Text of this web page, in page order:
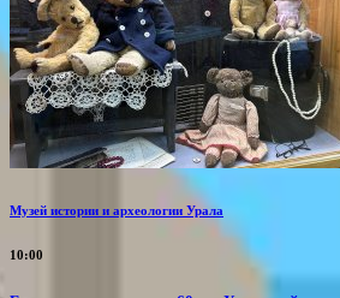
Музей истории и археологии Урала
10:00